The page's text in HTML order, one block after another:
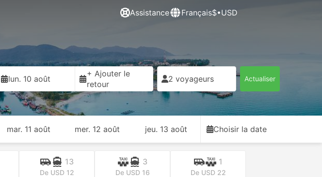
Assistance Français$•USD
lun. 10 août
+ Ajouter le
retour
2 voyageurs Actualiser
mar. 11 août mer. 12 août jeu. 13 août Choisir la date
13
De USD 12
3
De USD 16
1
De USD 22